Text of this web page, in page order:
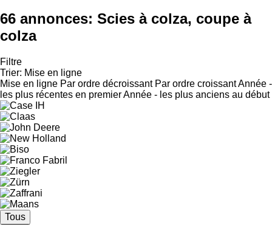
66 annonces: Scies à colza, coupe à
colza
Filtre
Trier: Mise en ligne
Mise en ligne Par ordre décroissant Par ordre croissantAnnée -
les plus récentes en premierAnnée - les plus anciens au début
Tous